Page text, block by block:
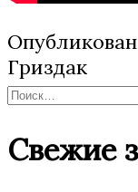
Гриздак
Найти:
Свежие